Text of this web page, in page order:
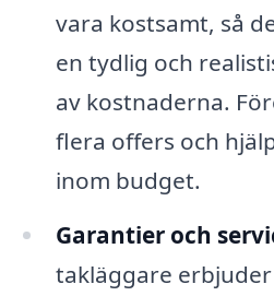
vara kostsamt, så
en tydlig och
av kostnaderna.
flera offers och
inom budget.
Garantier och
takläggare